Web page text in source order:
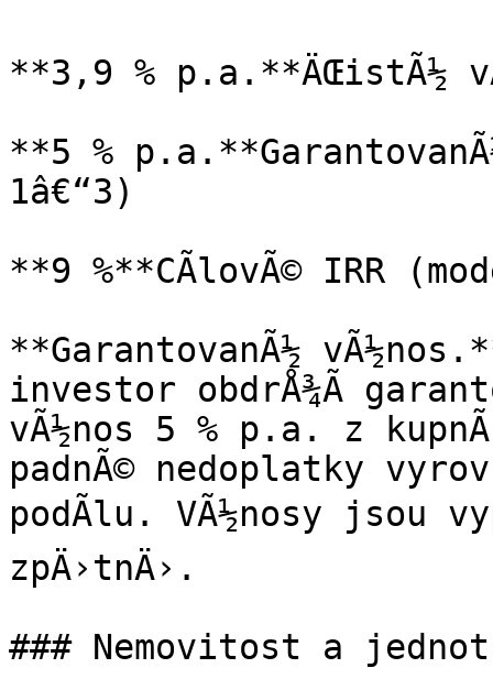
**3,9 % p.a.**ÄŒistÃ½
**5 %
1â€“3)
**9 %**CÃ­lovÃ© IRR
**GarantovanÃ½
investor obdrÅ¾Ã­
vÃ½nos 5 % p.a. z
padnÃ© nedoplatky
podÃ­lu. VÃ½nosy jsou
zpÄ›tnÄ›.
### Nemovitost a